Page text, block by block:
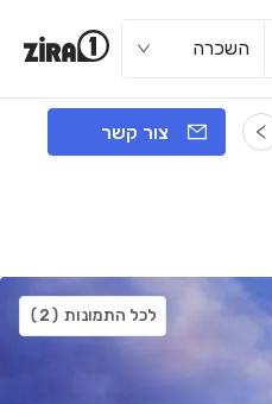
השכרה
צור קשר
לכל התמונות (2)